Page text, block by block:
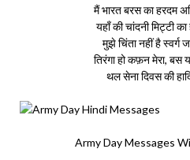
मैं भारत बरस का हरदम
यहाँ की चांदनी मिट्टी
मुझे चिंता नहीं है स्वर्ग
तिरंगा हो कफ़न मेरा, बस
थल सेना दिवस की
Army Day Messages